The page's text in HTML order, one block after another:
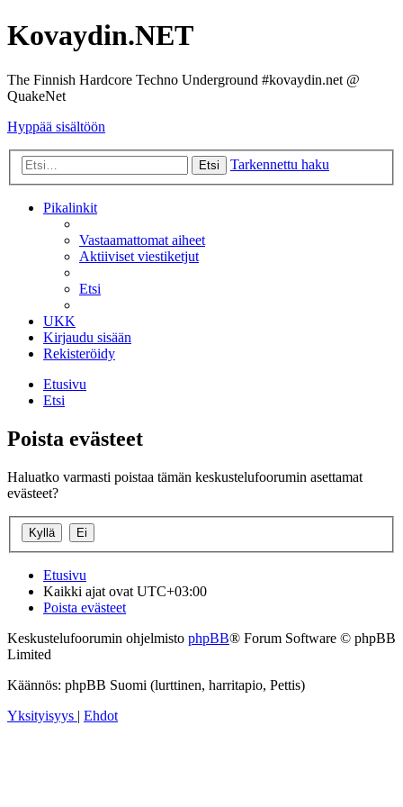
Kovaydin.NET
The Finnish Hardcore Techno Underground #kovaydin.net @
QuakeNet
Hyppää sisältöön
Etsi Tarkennettu haku
Pikalinkit
Vastaamattomat aiheet
Aktiiviset viestiketjut
Etsi
UKK
Kirjaudu sisään
Rekisteröidy
Etusivu
Etsi
Poista evästeet
Haluatko varmasti poistaa tämän keskustelufoorumin asettamat
evästeet?
Etusivu
Kaikki ajat ovat UTC+03:00
Poista evästeet
Keskustelufoorumin ohjelmisto phpBB® Forum Software © phpBB
Limited
Käännös: phpBB Suomi (lurttinen, harritapio, Pettis)
Yksityisyys | Ehdot